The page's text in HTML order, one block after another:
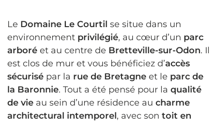
Le Domaine Le Courtil se situe dans un
environnement privilégié, au cœur d’un parc
arboré et au centre de Bretteville-sur-Odon. Il
est clos de mur et vous bénéficiez d’accès
sécurisé par la rue de Bretagne et le parc de
la Baronnie. Tout a été pensé pour la qualité
de vie au sein d’une résidence au charme
architectural intemporel, avec son toit en